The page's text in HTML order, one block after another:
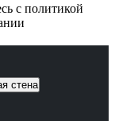
с политикой
стена